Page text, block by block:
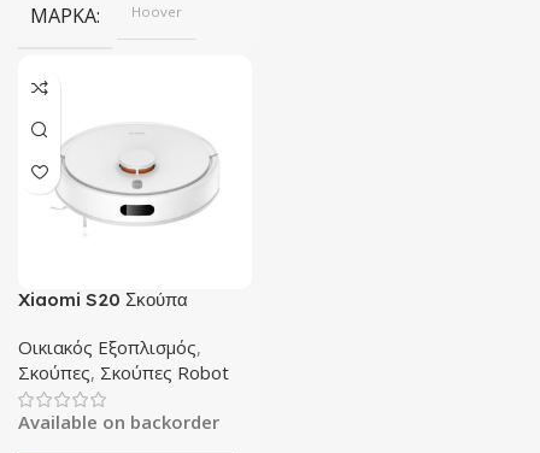
ΜΆΡΚΑ Hoover
Xiaomi S20 Σκούπα
Οικιακός Εξοπλισμός,
Σκούπες, Σκούπες Robot
Available on backorder